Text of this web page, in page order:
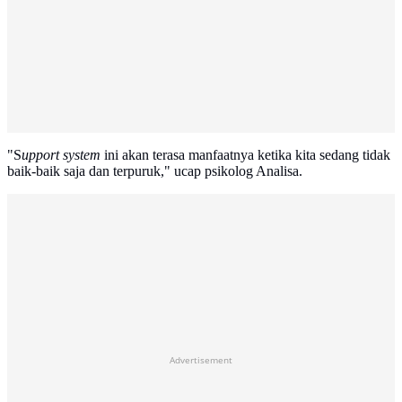
"Support system ini akan terasa manfaatnya ketika kita sedang tidak
baik-baik saja dan terpuruk," ucap psikolog Analisa.
Advertisement